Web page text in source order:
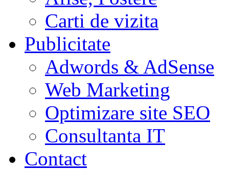
Carti de vizita
Publicitate
Adwords & AdSense
Web Marketing
Optimizare site SEO
Consultanta IT
Contact